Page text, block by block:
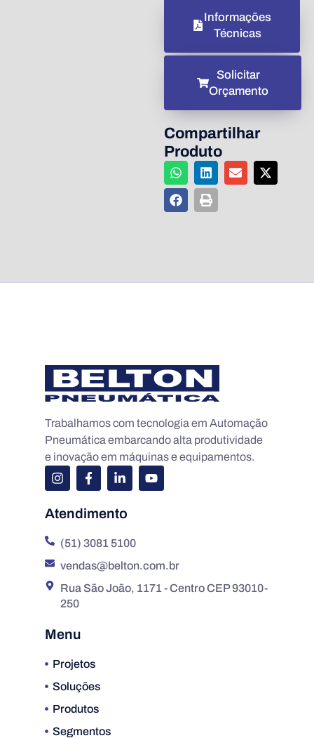
Informações
Técnicas
Solicitar
Orçamento
Compartilhar
Produto
Trabalhamos com tecnologia em Automação
Pneumática embarcando alta produtividade
e inovação em máquinas e equipamentos.
Menu
Projetos
Soluções
Produtos
Segmentos
Atendimento
(51) 3081 5100
vendas@belton.com.br
Rua São João, 1171 - Centro CEP 93010-
250